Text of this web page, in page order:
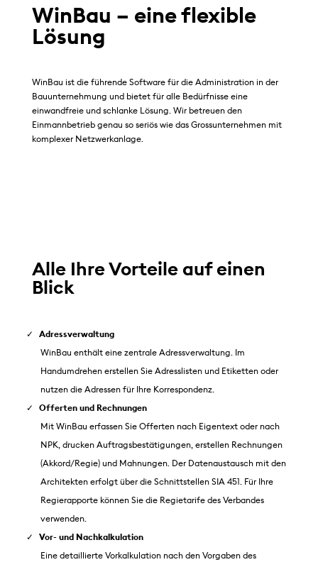
WinBau – eine flexible
Lösung
WinBau ist die führende Software für die Administration in der
Bauunternehmung und bietet für alle Bedürfnisse eine
einwandfreie und schlanke Lösung. Wir betreuen den
Einmannbetrieb genau so seriös wie das Grossunternehmen mit
komplexer Netzwerkanlage.
Alle Ihre Vorteile auf einen
Blick
Adressverwaltung
WinBau enthält eine zentrale Adressverwaltung. Im
Handumdrehen erstellen Sie Adresslisten und Etiketten oder
nutzen die Adressen für Ihre Korrespondenz.
Offerten und Rechnungen
Mit WinBau erfassen Sie Offerten nach Eigentext oder nach
NPK, drucken Auftragsbestätigungen, erstellen Rechnungen
(Akkord/Regie) und Mahnungen. Der Datenaustausch mit den
Architekten erfolgt über die Schnittstellen SIA 451. Für Ihre
Regierapporte können Sie die Regietarife des Verbandes
verwenden.
Vor- und Nachkalkulation
Eine detaillierte Vorkalkulation nach den Vorgaben des